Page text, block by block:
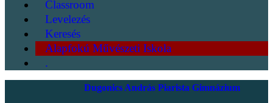
Classroom
Levelezés
Keresés
Alapfokú Művészeti Iskola
.
Dugonics András Piarista Gimnázium